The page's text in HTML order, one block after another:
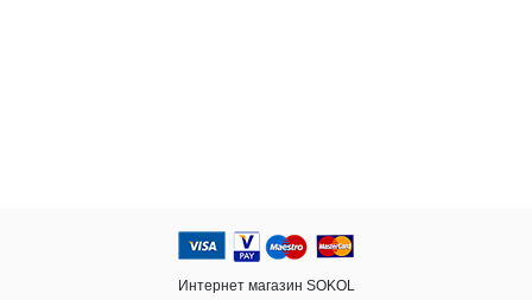
Интернет магазин SOKOL